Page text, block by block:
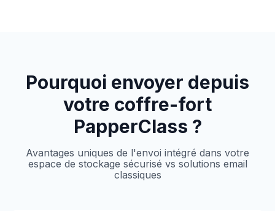
Pourquoi envoyer depuis
votre coffre-fort
PapperClass ?
Avantages uniques de l'envoi intégré dans votre
espace de stockage sécurisé vs solutions email
classiques